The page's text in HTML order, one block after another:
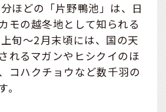
ほどの「片野鴨池」は、日
モの越冬地として知られる
旬～2月末頃には、国の天
れるマガンやヒシクイのほ
コハクチョウなど数千羽の